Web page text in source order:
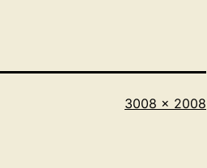
Originalgröße
3008 × 2008